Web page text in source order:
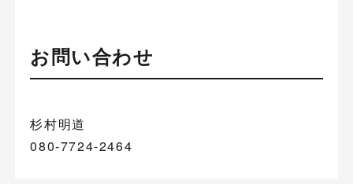
お問い合わせ
杉村明道
080-7724-2464